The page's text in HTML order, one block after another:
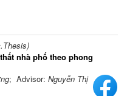
nhà phố theo phong
; Advisor: Nguyễn Thị